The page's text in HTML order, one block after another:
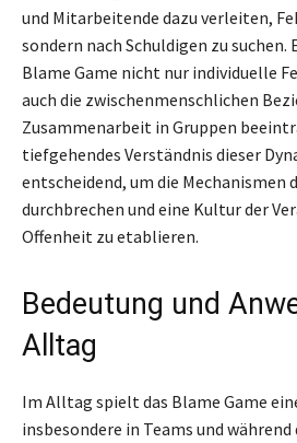
und Mitarbeitende dazu verleiten,
sondern nach Schuldigen zu suchen.
Blame Game nicht nur individuelle
auch die zwischenmenschlichen
Zusammenarbeit in Gruppen
tiefgehendes Verständnis dieser
entscheidend, um die Mechanismen
durchbrechen und eine Kultur der
Offenheit zu etablieren.
Bedeutung und
Alltag
Im Alltag spielt das Blame Game
insbesondere in Teams und